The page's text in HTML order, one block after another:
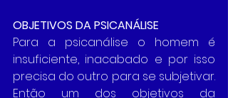
OBJETIVOS DA PSICANÁLISE
Para a psicanálise o homem é
insuficiente, inacabado e por isso
precisa do outro para se subjetivar.
Então um dos objetivos da